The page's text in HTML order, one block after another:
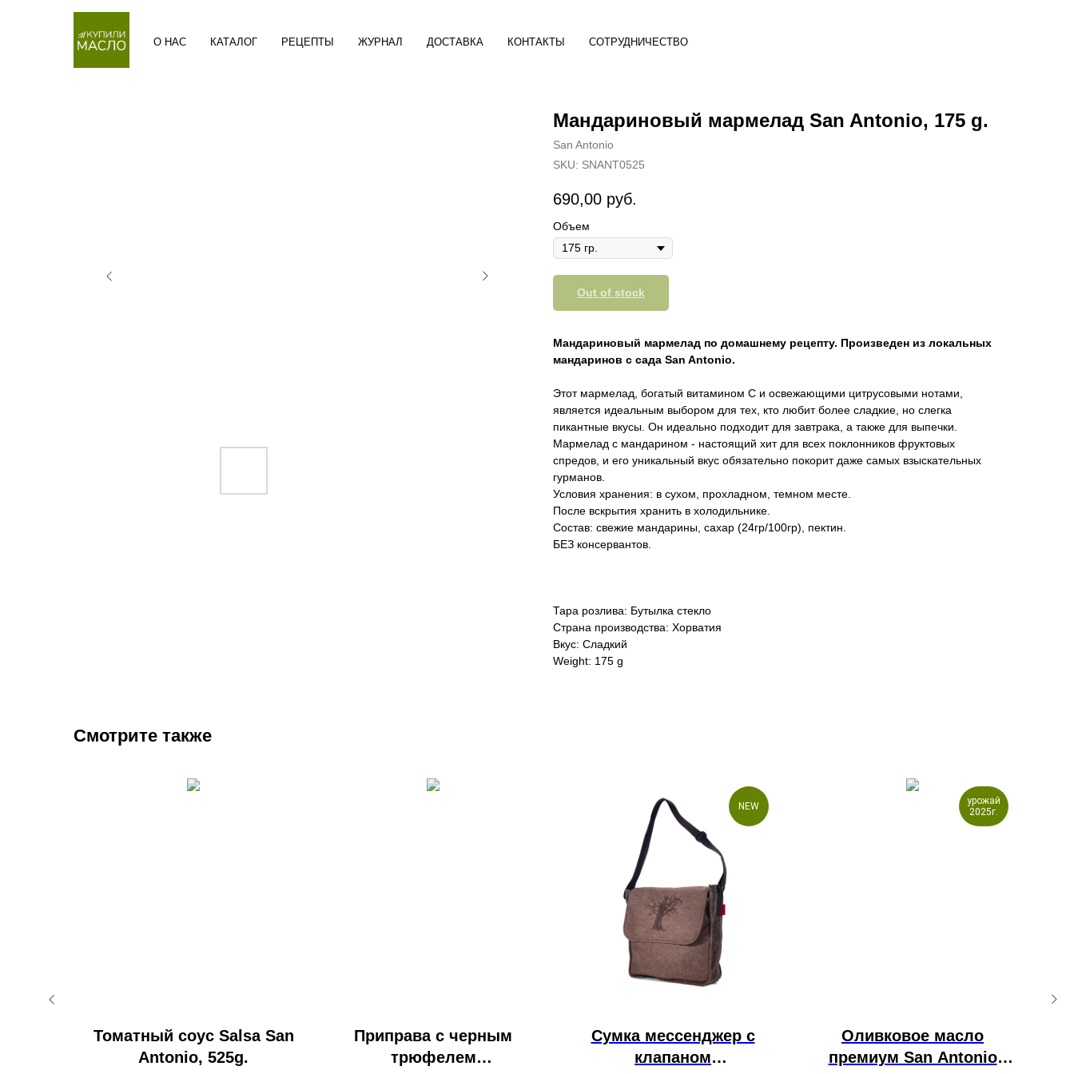
О НАС КАТАЛОГ РЕЦЕПТЫ ЖУРНАЛ ДОСТАВКА КОНТАКТЫ СОТРУДНИЧЕСТВО
Мандариновый мармелад San Antonio, 175 g.
San Antonio
SKU: SNANT0525
690,00 руб.
Объем
Out of stock
Мандариновый мармелад по домашнему рецепту. Произведен из локальных
мандаринов с сада San Antonio.
Этот мармелад, богатый витамином С и освежающими цитрусовыми нотами,
является идеальным выбором для тех, кто любит более сладкие, но слегка
пикантные вкусы. Он идеально подходит для завтрака, а также для выпечки.
Мармелад с мандарином - настоящий хит для всех поклонников фруктовых
спредов, и его уникальный вкус обязательно покорит даже самых взыскательных
гурманов.
Условия хранения: в сухом, прохладном, темном месте.
После вскрытия хранить в холодильнике.
Состав: свежие мандарины, сахар (24гр/100гр), пектин.
БЕЗ консервантов.
Тара розлива: Бутылка стекло
Страна производства: Хорватия
Вкус: Сладкий
Weight: 175 g
Смотрите также
Томатный соус Salsa San
Antonio, 525g.
Приправа с черным
трюфелем
NEW
Сумка мессенджер с
клапаном
урожай
2025г.
Оливковое масло
премиум San Antonio